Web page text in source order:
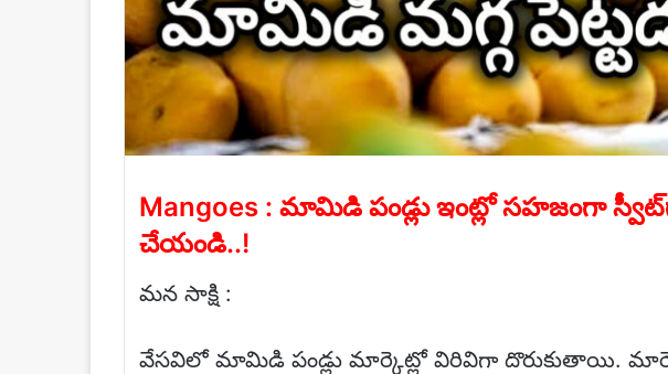
Mangoes : మామిడి పండ్లు ఇంట్లో సహజంగా
చేయండి..!
మన సాక్షి :
వేసవిలో మామిడి పండ్లు మార్కెట్లో విరివిగా దొరుకుతాయి.